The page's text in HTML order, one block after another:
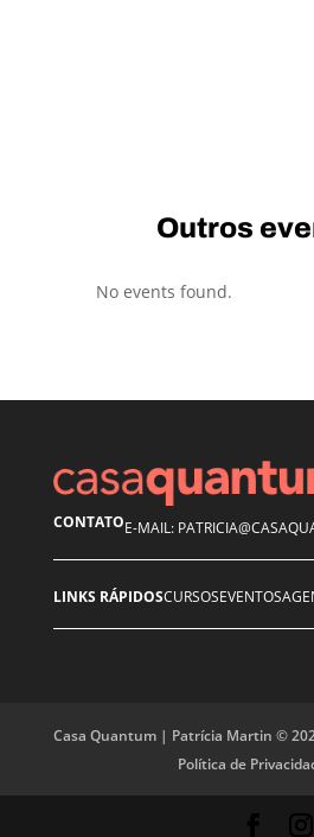
Outros
No events found.
CONTATOE-MAIL:
LINKS RÁPIDOSCURSOSEVENTOS
Casa Quantum | Patrícia Martin ©
Política de